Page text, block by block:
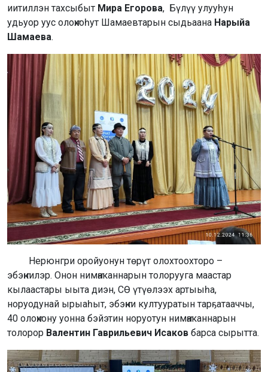
иитиллэн тахсыбыт Мира Егорова, Бүлүү улууһун
удьуор уус олоҥхоһут Шамаевтарын сыдьаана Нарыйа
Шамаева.
Нерюнгри оройуонун төрүт олохтоохторо –
эбэҥкилэр. Онон нимҥаканнарын толорууга маастар
кылаастары ыыта диэн, СӨ үтүөлээх артыыһа,
норуодунай ырыаһыт, эбэҥки култууратын тарҕатааччы,
40 олоҥхону уонна бэйэтин норуотун нимҥаканнарын
толорор Валентин Гаврильевич Исаков барса сырытта.